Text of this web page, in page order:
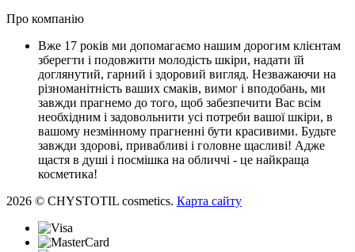
Про компанію
Вже 17 років ми допомагаємо нашим дорогим клієнтам
зберегти і подовжити молодість шкіри, надати їй
доглянутий, гарний і здоровий вигляд. Незважаючи на
різноманітність ваших смаків, вимог і вподобань, ми
завжди прагнемо до того, щоб забезпечити Вас всім
необхідним і задовольнити усі потреби вашої шкіри, в
вашому незмінному прагненні бути красивими. Будьте
завжди здорові, привабливі і головне щасливі! Адже
щастя в душі і посмішка на обличчі - це найкраща
косметика!
2026 © CHYSTOTIL cosmetics. Карта сайту